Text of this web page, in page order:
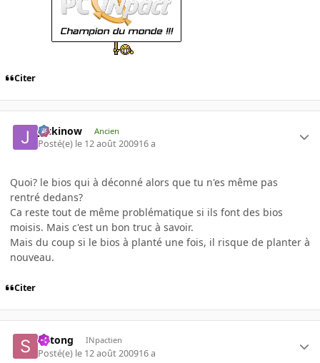
Citer
jackinow Ancien
Posté(e) le 12 août 200916 a
Quoi? le bios qui à déconné alors que tu n'es même pas
rentré dedans?
Ca reste tout de même problématique si ils font des bios
moisis. Mais c'est un bon truc à savoir.
Mais du coup si le bios à planté une fois, il risque de planter à
nouveau.
Citer
Shtong INpactien
Posté(e) le 12 août 200916 a